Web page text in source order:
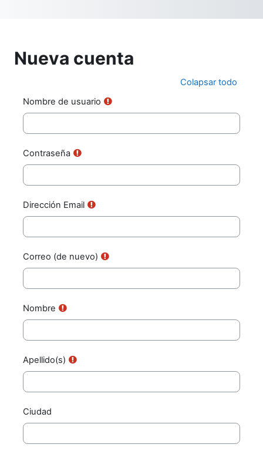
Nueva cuenta
Colapsar todo
Nombre de usuario
Contraseña
Dirección Email
Correo (de nuevo)
Nombre
Apellido(s)
Ciudad